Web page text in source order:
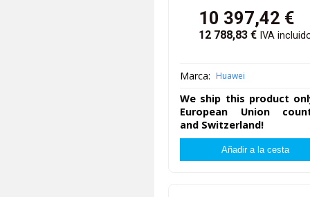
10 397,42 €
12 788,83 € IVA
Marca: Huawei
We ship this product
European Union
and Switzerland!